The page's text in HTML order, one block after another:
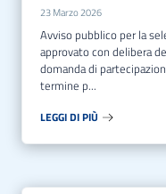
23 Marzo 2026
avviso pubblico per la selezione del consulente contabile .
approvato con delibera
domanda di
termine p...
LEGGI DI PIÙ